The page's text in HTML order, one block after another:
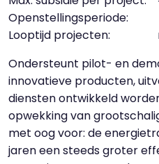
Openstellingsperiode:
Looptijd projecten:
Ondersteunt pilot- en
innovatieve producten,
diensten ontwikkeld
opwekking van
met oog voor: de
jaren een steeds groter